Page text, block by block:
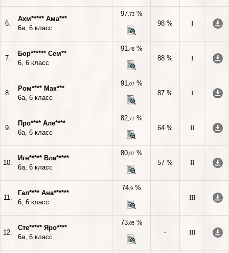
6.
Ахм***** Ама***
6а, 6 класс
97,73%
98 %
I
7.
Бор****** Сем**
6, 6 класс
91,48%
88 %
I
8.
Ром**** Мак***
6а, 6 класс
91,07%
87 %
I
9.
Про**** Але****
6а, 6 класс
82,77%
64 %
II
10.
Игн***** Вла*****
6а, 6 класс
80,07%
57 %
II
11.
Гал**** Ана******
6, 6 класс
74,9 %
-
III
12.
Сте***** Яро****
6а, 6 класс
73,05%
-
III